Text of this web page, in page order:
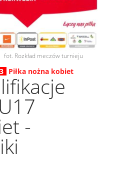
fot. Rozkład meczów turnieju
Piłka nożna kobiet
-